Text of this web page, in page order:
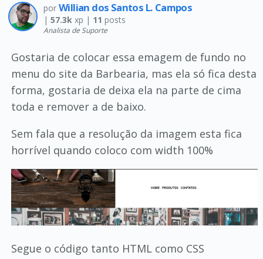
por Willian dos Santos L. Campos
| 57.3kxp | 11 posts
Analista de Suporte
Gostaria de colocar essa emagem de fundo no
menu do site da Barbearia, mas ela só fica desta
forma, gostaria de deixa ela na parte de cima
toda e remover a de baixo.
Sem fala que a resolução da imagem esta fica
horrível quando coloco com width 100%
Segue o código tanto HTML como CSS